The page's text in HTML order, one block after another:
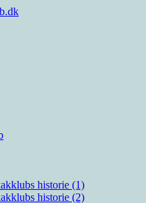
Viby Skakklub er en af
med spillere i alle styrkelag.
historie (1)
historie (2)